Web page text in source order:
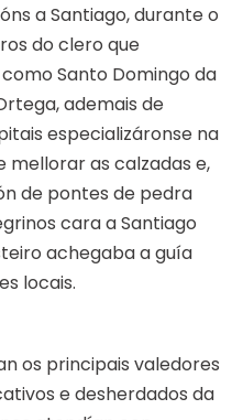
a Santiago, durante o
do clero que
Santo Domingo da
ademais de
especializáronse na
as calzadas e,
de pontes de pedra
cara a Santiago
achegaba a guía
locais.
os principais valedores
e desherdados da